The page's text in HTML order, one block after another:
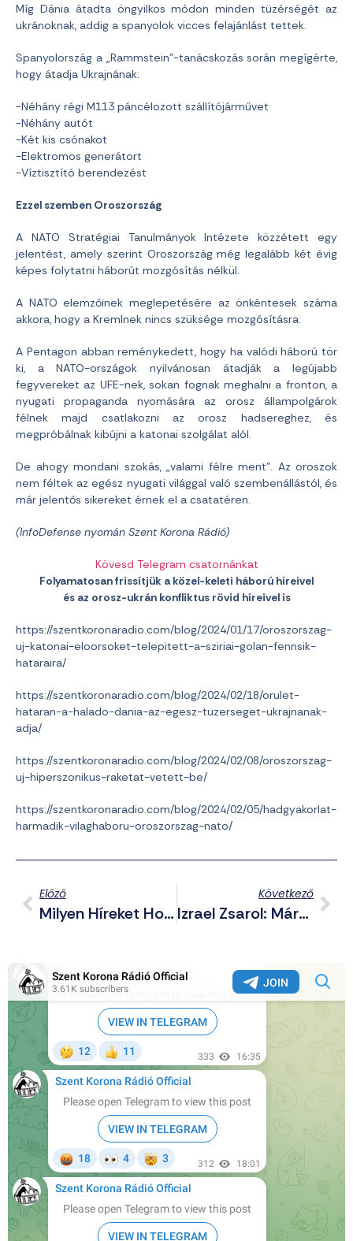
Míg Dánia átadta öngyilkos módon minden tüzérségét az
ukránoknak, addig a spanyolok vicces felajánlást tettek.
Spanyolország a „Rammstein”-tanácskozás során megígérte,
hogy átadja Ukrajnának:
-Néhány régi M113 páncélozott szállítójárművet
-Néhány autót
-Két kis csónakot
-Elektromos generátort
-Víztisztító berendezést
Ezzel szemben Oroszország
A NATO Stratégiai Tanulmányok Intézete közzétett egy
jelentést, amely szerint Oroszország még legalább két évig
képes folytatni háborút mozgósítás nélkül.
A NATO elemzőinek meglepetésére az önkéntesek száma
akkora, hogy a Kremlnek nincs szüksége mozgósításra.
A Pentagon abban reménykedett, hogy ha valódi háború tör
ki, a NATO-országok nyilvánosan átadják a legújabb
fegyvereket az UFE-nek, sokan fognak meghalni a fronton, a
nyugati propaganda nyomására az orosz állampolgárok
félnek majd csatlakozni az orosz hadsereghez, és
megpróbálnak kibújni a katonai szolgálat alól.
De ahogy mondani szokás, „valami félre ment”. Az oroszok
nem féltek az egész nyugati világgal való szembenállástól, és
már jelentős sikereket érnek el a csatatéren.
(InfoDefense nyomán Szent Korona Rádió)
Kövesd Telegram csatornánkat
Folyamatosan frissítjük a közel-keleti háború híreivel
és az orosz-ukrán konfliktus rövid híreivel is
https://szentkoronaradio.com/blog/2024/01/17/oroszorszag-
uj-katonai-eloorsoket-telepitett-a-sziriai-golan-fennsik-
hataraira/
https://szentkoronaradio.com/blog/2024/02/18/orulet-
hataran-a-halado-dania-az-egesz-tuzerseget-ukrajnanak-
adja/
https://szentkoronaradio.com/blog/2024/02/08/oroszorszag-
uj-hiperszonikus-raketat-vetett-be/
https://szentkoronaradio.com/blog/2024/02/05/hadgyakorlat-
harmadik-vilaghaboru-oroszorszag-nato/
Előző
Milyen Híreket Hoztunk Le Az Elmúlt Napokban A Telegram-Csatornánkon? (2024.02.18-19.)
Következő
Izrael Zsarol: Március 10-Ig Megindítja A Támadását A Civilekkel Teli Rafah Ellen